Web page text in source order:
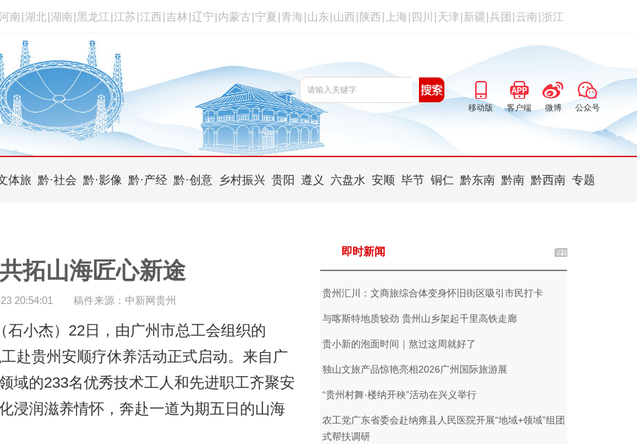
南 湖北 湖南 黑龙江 江苏 江西 吉林 辽宁 内蒙古 宁夏 青海 山东 山西 陕西 上海 四川 天津 新疆 兵团 云南 浙江
移动版 客户端 微博 公众号
体旅 黔·社会 黔·影像 黔·产经 黔·创意 乡村振兴 贵阳 遵义 六盘水 安顺 毕节 铜仁 黔东南 黔南 黔西南 专题
拓山海匠心新途
20:54:01 稿件来源：中新网贵州
小杰）22日，由广州市总工会组织的
赴贵州安顺疗休养活动正式启动。来自广
域的233名优秀技术工人和先进职工齐聚安
浸润滋养情怀，奔赴一道为期五日的山海
即时新闻
贵州汇川：文商旅综合体变身怀旧街区吸引市民打卡
与喀斯特地质较劲 贵州山乡架起千里高铁走廊
贵小新的泡面时间｜熬过这周就好了
独山文旅产品惊艳亮相2026广州国际旅游展
“贵州村舞·楼纳开秧”活动在兴义举行
农工党广东省委会赴纳雍县人民医院开展“地域+领域”组团
式帮扶调研